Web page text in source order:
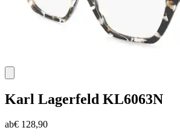
Karl Lagerfeld KL6063N
ab€ 128,90